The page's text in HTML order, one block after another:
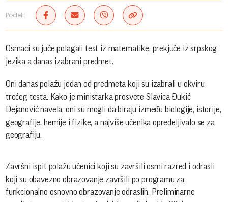
Podeli:
Osmaci su juče polagali test iz matematike, prekjuče iz srpskog
jezika a danas izabrani predmet.
Oni danas polažu jedan od predmeta koji su izabrali u okviru
trećeg testa. Kako je ministarka prosvete Slavica Đukić
Dejanović navela, oni su mogli da biraju između biologije, istorije,
geografije, hemije i fizike, a najviše učenika opredeljivalo se za
geografiju.
Završni ispit polažu učenici koji su završili osmi razred i odrasli
koji su obavezno obrazovanje završili po programu za
funkcionalno osnovno obrazovanje odraslih. Preliminarne